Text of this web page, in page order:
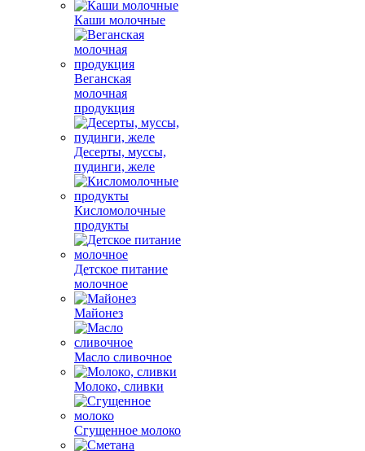
Каши молочные
Веганская
молочная
продукция
Десерты, муссы,
пудинги, желе
Кисломолочные
продукты
Детское питание
молочное
Майонез
Масло сливочное
Молоко, сливки
Сгущенное молоко